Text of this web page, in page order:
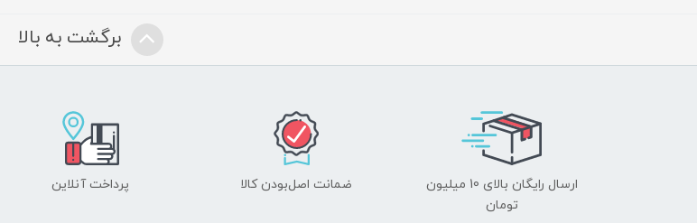
برگشت به بالا
ارسال رایگان بالای 10 میلیون
تومان
ضمانت اصل‌بودن کالا پرداخت آنلاین